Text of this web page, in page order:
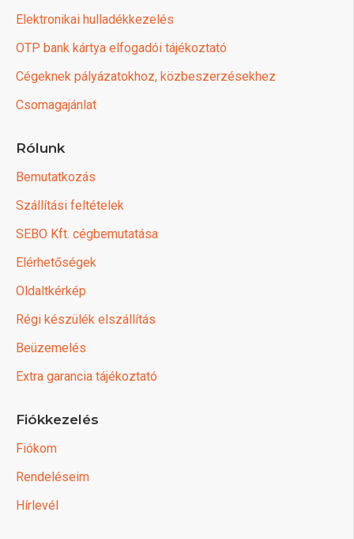
Elektronikai hulladékkezelés
OTP bank kártya elfogadói tájékoztató
Cégeknek pályázatokhoz, közbeszerzésekhez
Csomagajánlat
Rólunk
Bemutatkozás
Szállítási feltételek
SEBO Kft. cégbemutatása
Elérhetőségek
Oldaltkérkép
Régi készülék elszállítás
Beüzemelés
Extra garancia tájékoztató
Fiókkezelés
Fiókom
Rendeléseim
Hírlevél